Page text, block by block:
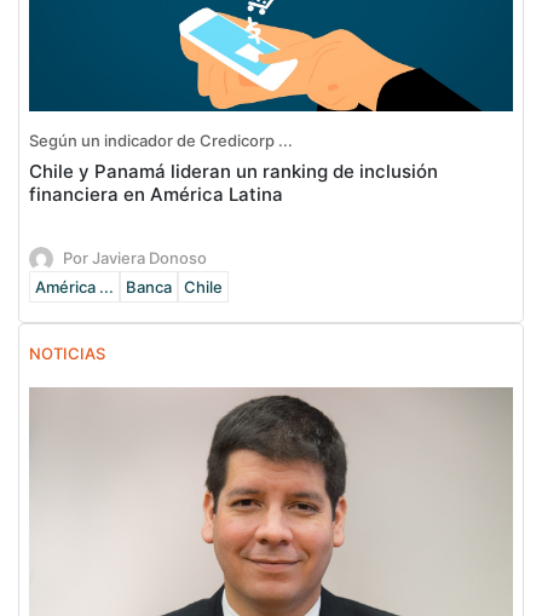
Según un indicador de Credicorp ...
Chile y Panamá lideran un ranking de inclusión
financiera en América Latina
Por Javiera Donoso
América ...
Banca Chile
NOTICIAS